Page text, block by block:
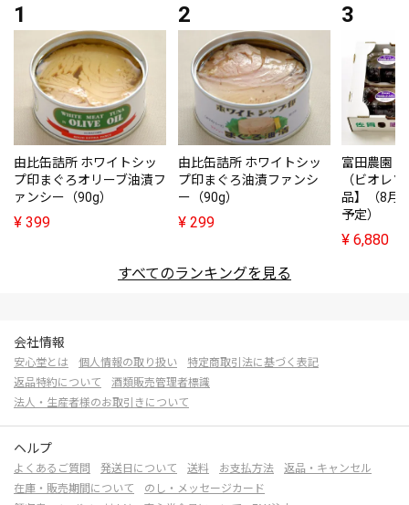
由比缶詰所 ホワイトシッ
プ印まぐろオリーブ油漬フ
ァンシー（90g）
¥ 399
由比缶詰所 ホワイトシッ
プ印まぐろ油漬ファンシ
ー（90g）
¥ 299
富田農園
（ビオレ
品】（8月
予定）
¥ 6,880
すべてのランキングを見る
会社情報
安心堂とは 個人情報の取り扱い
特定商取引法に基づく表記
返品特約について
酒類販売管理者標識
法人・生産者様のお取引きについて
ヘルプ
よくあるご質問 発送日について 送料 お支払方法
返品・キャンセル
在庫・販売期間について
のし・メッセージカード